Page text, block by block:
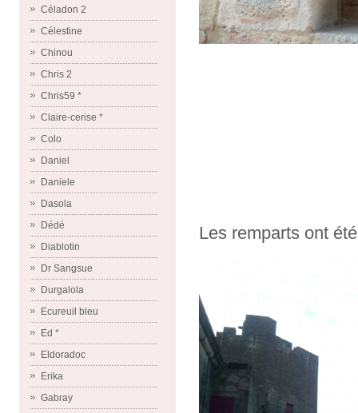
Céladon 2
Célestine
Chinou
Chris 2
Chris59 *
Claire-cerise *
Colo
Daniel
Daniele
Dasola
Dédé
Diablotin
Dr Sangsue
Durgalola
Ecureuil bleu
Ed *
Eldoradoc
Erika
Gabray
Les remparts ont